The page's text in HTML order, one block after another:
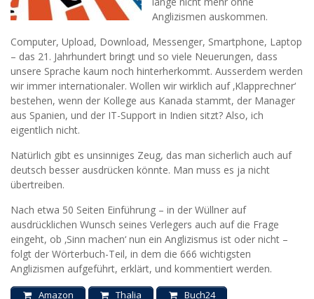
Anglizismen auskommen.
Computer, Upload, Download, Messenger, Smartphone, Laptop
– das 21. Jahrhundert bringt und so viele Neuerungen, dass
unsere Sprache kaum noch hinterherkommt. Ausserdem werden
wir immer internationaler. Wollen wir wirklich auf ‚Klapprechner‘
bestehen, wenn der Kollege aus Kanada stammt, der Manager
aus Spanien, und der IT-Support in Indien sitzt? Also, ich
eigentlich nicht.
Natürlich gibt es unsinniges Zeug, das man sicherlich auch auf
deutsch besser ausdrücken könnte. Man muss es ja nicht
übertreiben.
Nach etwa 50 Seiten Einführung – in der Wüllner auf
ausdrücklichen Wunsch seines Verlegers auch auf die Frage
eingeht, ob ‚Sinn machen‘ nun ein Anglizismus ist oder nicht –
folgt der Wörterbuch-Teil, in dem die 666 wichtigsten
Anglizismen aufgeführt, erklärt, und kommentiert werden.
Amazon Thalia
Buch24